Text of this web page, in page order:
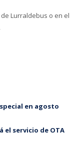
Lurraldebus o en el
en agosto
el servicio de OTA